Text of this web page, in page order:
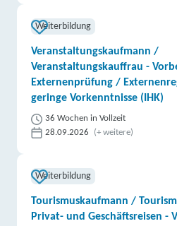
Weiterbildung
Veranstaltungskaufmann /
Veranstaltungskauffrau -
Externenprüfung /
geringe Vorkenntnisse (IHK)
36 Wochen in Vollzeit
28.09.2026
(+ weitere)
Weiterbildung
Tourismuskaufmann /
Privat- und Geschäftsreisen -